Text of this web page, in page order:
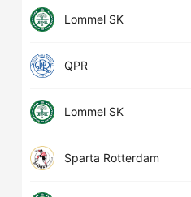
Lommel SK
QPR
Lommel SK
Sparta Rotterdam